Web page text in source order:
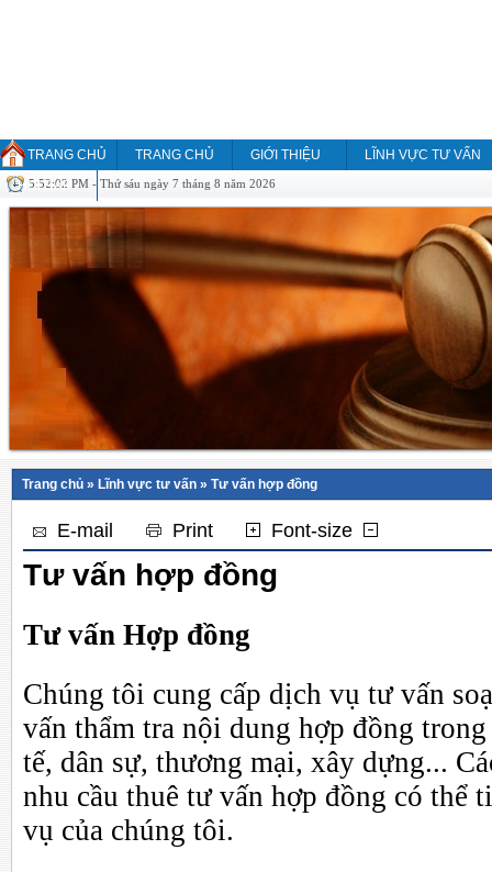
TRANG CHỦ TRANG CHỦ GIỚI THIỆU
LĨNH VỰC TƯ VẤN
HỎI ĐÁP
5:52:02 PM - Thứ sáu ngày 7 tháng 8 năm 2026
Trang chủ » Lĩnh vực tư vấn » Tư vấn hợp đồng
E-mail Print Font-size
Tư vấn hợp đồng
Tư vấn Hợp đồng
Chúng tôi cung cấp dịch vụ tư vấn
vấn thẩm tra nội dung hợp đồng
tế, dân sự, thương mại, xây dựng...
nhu cầu thuê tư vấn hợp đồng có thể
vụ của chúng tôi.